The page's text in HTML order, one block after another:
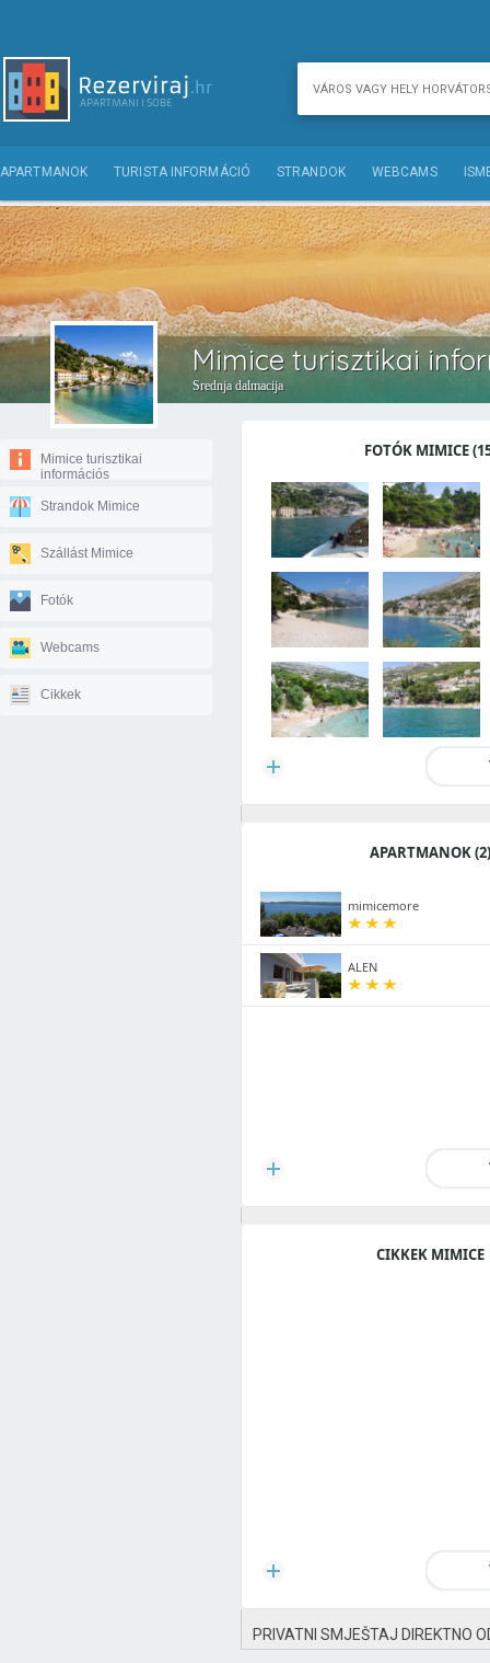
APARTMANOK TURISTA INFORMÁCIÓ STRANDOK WEBCAMS
Mimice turisztikai
Srednja dalmacija
Mimice turisztikai
információs
Strandok Mimice
Szállást Mimice
Fotók
Webcams
Cikkek
FOTÓK MIMICE
APARTMANOK (2)
mimicemore
ALEN
CIKKEK MIMICE
PRIVATNI SMJEŠTAJ DIREKTNO